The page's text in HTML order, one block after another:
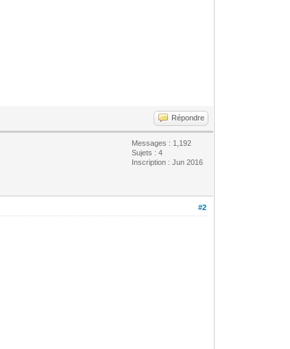
Répondre
Messages : 1,192
Sujets : 4
Inscription : Jun 2016
#2